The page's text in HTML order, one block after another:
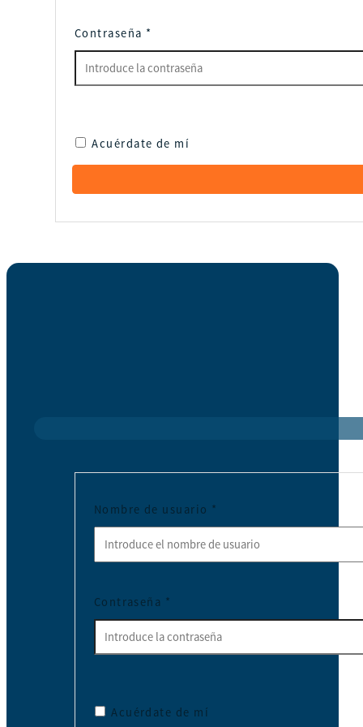
Contraseña *
Acuérdate de mí
Nombre de usuario *
Contraseña *
Acuérdate de mí